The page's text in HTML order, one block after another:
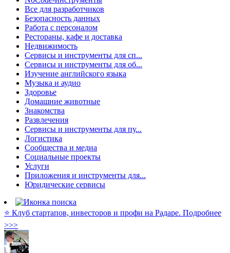
Все для разработчиков
Безопасность данных
Работа с персоналом
Рестораны, кафе и доставка
Недвижимость
Сервисы и инструменты для сп...
Сервисы и инструменты для об...
Изучение английского языка
Музыка и аудио
Здоровье
Домашние животные
Знакомства
Развлечения
Сервисы и инструменты для пу...
Логистика
Сообщества и медиа
Социальные проекты
Услуги
Приложения и инструменты для...
Юридические сервисы
⭐️ Клуб стартапов, инвесторов и профи на Радаре. Подробнее
>>>